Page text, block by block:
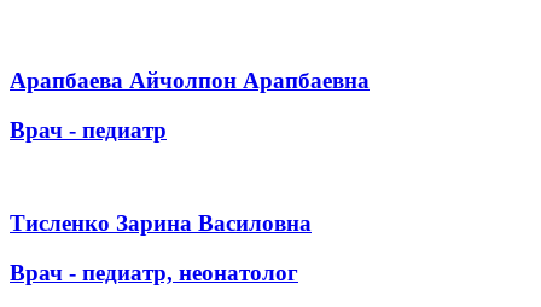
Арапбаева Айчолпон Арапбаевна
Врач - педиатр
Тисленко Зарина Василовна
Врач - педиатр, неонатолог